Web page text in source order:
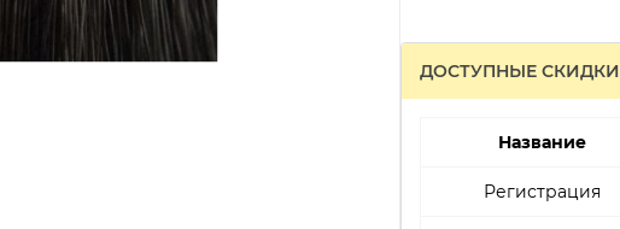
ДОСТУПНЫЕ СКИДКИ
Название
Регистрация